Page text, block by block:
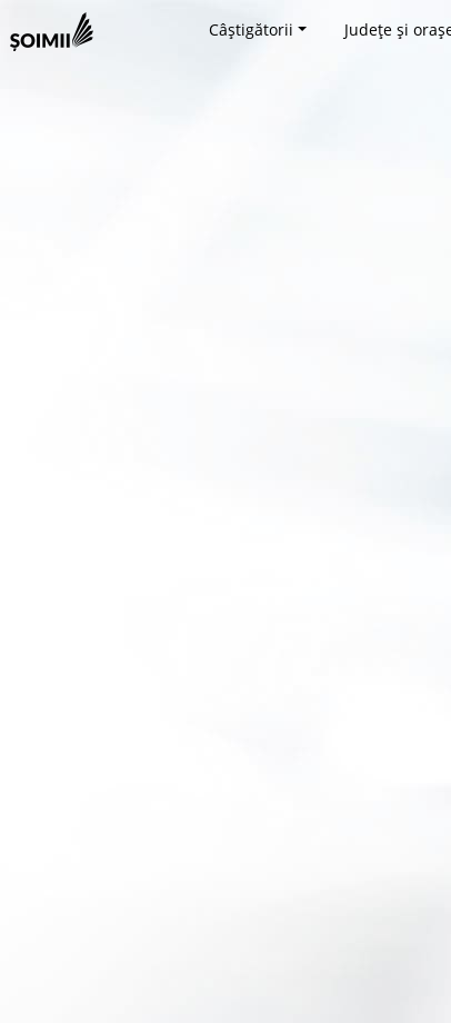
Câștigătorii Județe și